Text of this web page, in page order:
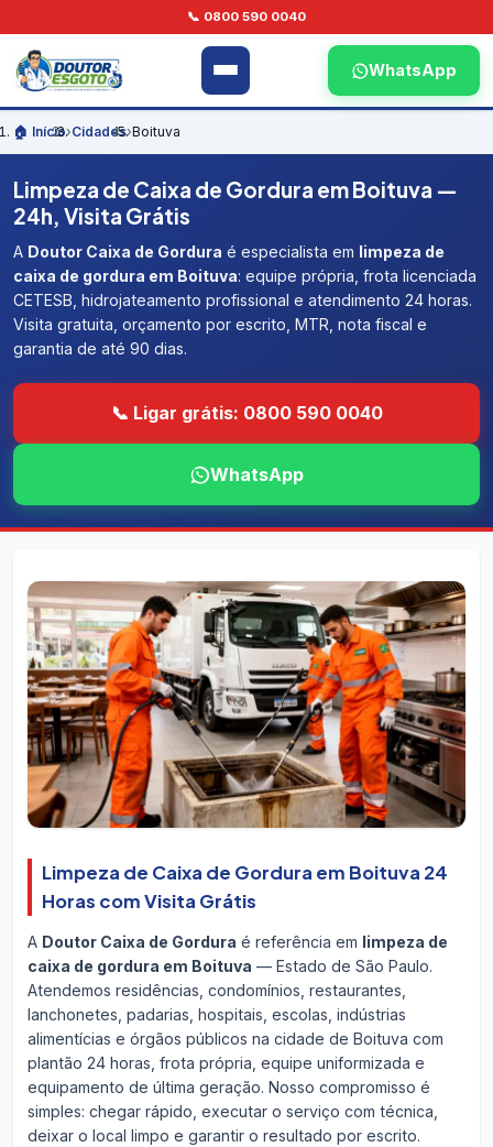
📞 0800 590 0040
WhatsApp
🏠 Início›Cidades›Boituva
Limpeza de Caixa de Gordura em Boituva —
24h, Visita Grátis
A Doutor Caixa de Gordura é especialista em limpeza de
caixa de gordura em Boituva: equipe própria, frota licenciada
CETESB, hidrojateamento profissional e atendimento 24 horas.
Visita gratuita, orçamento por escrito, MTR, nota fiscal e
garantia de até 90 dias.
📞 Ligar grátis: 0800 590 0040
WhatsApp
Limpeza de Caixa de Gordura em Boituva 24
Horas com Visita Grátis
A Doutor Caixa de Gordura é referência em limpeza de
caixa de gordura em Boituva — Estado de São Paulo.
Atendemos residências, condomínios, restaurantes,
lanchonetes, padarias, hospitais, escolas, indústrias
alimentícias e órgãos públicos na cidade de Boituva com
plantão 24 horas, frota própria, equipe uniformizada e
equipamento de última geração. Nosso compromisso é
simples: chegar rápido, executar o serviço com técnica,
deixar o local limpo e garantir o resultado por escrito.